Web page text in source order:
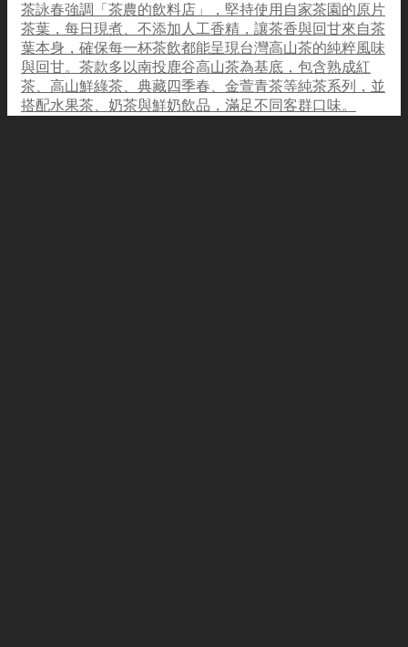
茶詠春強調「茶農的飲料店」，堅持使用自家茶園的原片
茶葉，每日現煮、不添加人工香精，讓茶香與回甘來自茶
葉本身，確保每一杯茶飲都能呈現台灣高山茶的純粹風味
與回甘。茶款多以南投鹿谷高山茶為基底，包含熟成紅
茶、高山鮮綠茶、典藏四季春、金萱青茶等純茶系列，並
搭配水果茶、奶茶與鮮奶飲品，滿足不同客群口味。